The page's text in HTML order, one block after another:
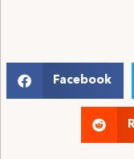
Facebook